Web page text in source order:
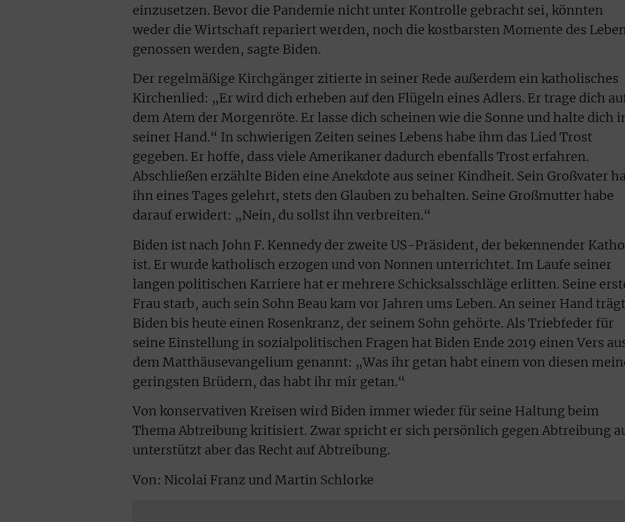
einzusetzen. Bevor die Pandemie nicht unter Kontrolle gebracht sei, könnten
weder die Wirtschaft repariert werden, noch die kostbarsten Momente des
genossen werden, sagte Biden.
Der regelmäßige Kirchgänger zitierte in seiner Rede außerdem ein katholisches
Kirchenlied: „Er wird dich erheben auf den Flügeln eines Adlers. Er trage dich
dem Atem der Morgenröte. Er lasse dich scheinen wie die Sonne und halte dich
seiner Hand.“ In schwierigen Zeiten seines Lebens habe ihm das Lied Trost
gegeben. Er hoffe, dass viele Amerikaner dadurch ebenfalls Trost erfahren.
Abschließen erzählte Biden eine Anekdote aus seiner Kindheit. Sein Großvater
ihn eines Tages gelehrt, stets den Glauben zu behalten. Seine Großmutter habe
darauf erwidert: „Nein, du sollst ihn verbreiten.“
Biden ist nach John F. Kennedy der zweite US-Präsident, der bekennender
ist. Er wurde katholisch erzogen und von Nonnen unterrichtet. Im Laufe seiner
langen politischen Karriere hat er mehrere Schicksalsschläge erlitten. Seine
Frau starb, auch sein Sohn Beau kam vor Jahren ums Leben. An seiner Hand trägt
Biden bis heute einen Rosenkranz, der seinem Sohn gehörte. Als Triebfeder für
seine Einstellung in sozialpolitischen Fragen hat Biden Ende 2019 einen Vers
dem Matthäusevangelium genannt: „Was ihr getan habt einem von diesen
geringsten Brüdern, das habt ihr mir getan.“
Von konservativen Kreisen wird Biden immer wieder für seine Haltung beim
Thema Abtreibung kritisiert. Zwar spricht er sich persönlich gegen Abtreibung
unterstützt aber das Recht auf Abtreibung.
Von: Nicolai Franz und Martin Schlorke